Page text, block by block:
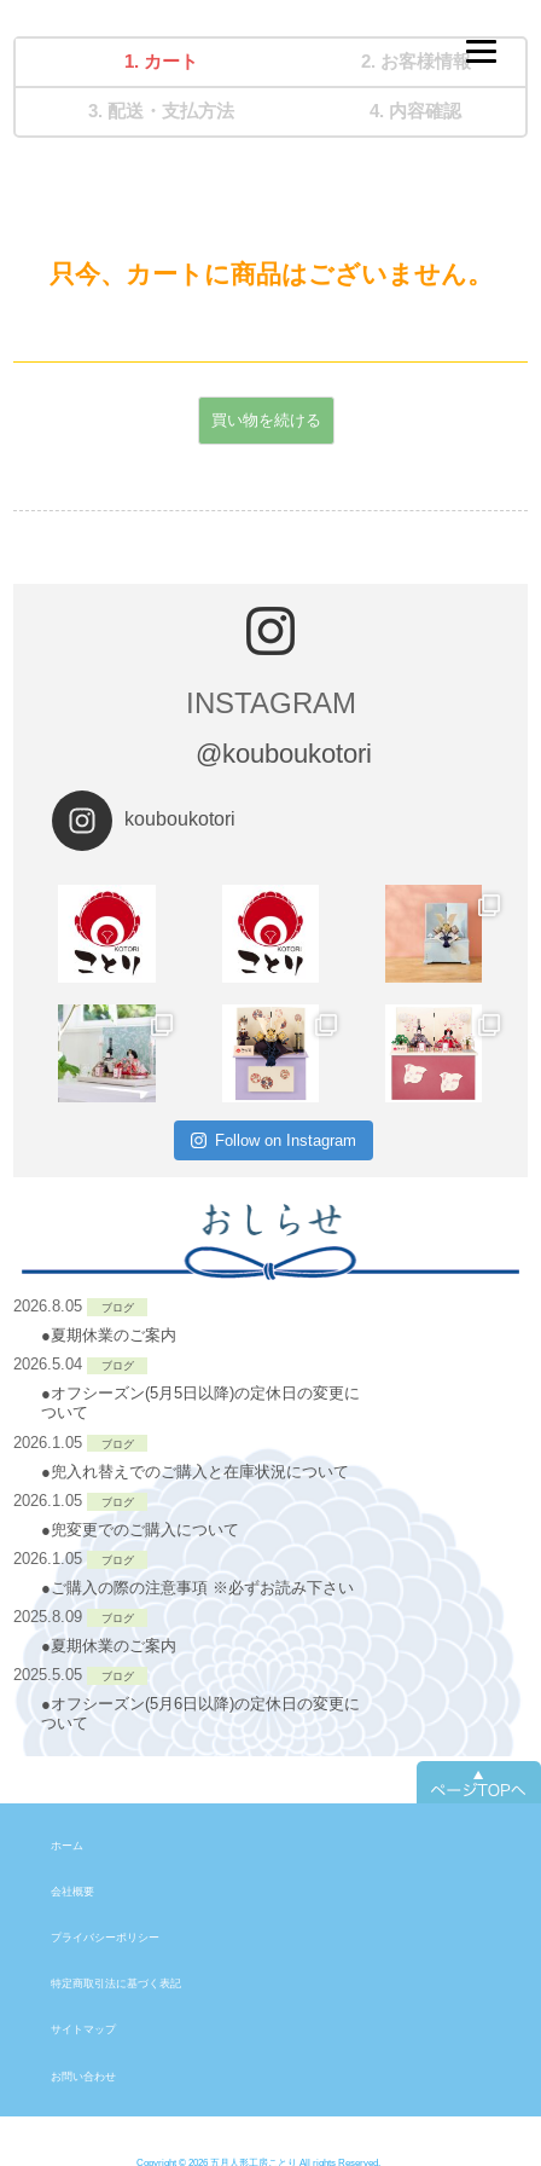
カート お客様情報
配送・支払方法 内容確認
只今、カートに商品はございません。
INSTAGRAM
@kouboukotori
kouboukotori
Follow on Instagram
2026.8.05 ブログ
●夏期休業のご案内
2026.5.04
ブログ
●オフシーズン(5月5日以降)の定休日の変更に
ついて
2026.1.05
ブログ
●兜入れ替えでのご購入と在庫状況について
2026.1.05
ブログ
●兜変更でのご購入について
2026.1.05
ブログ
●ご購入の際の注意事項 ※必ずお読み下さい
2025.8.09
ブログ
●夏期休業のご案内
2025.5.05
ブログ
●オフシーズン(5月6日以降)の定休日の変更に
ついて
ホーム
会社概要
プライバシーポリシー
特定商取引法に基づく表記
サイトマップ
お問い合わせ
Copyright © 2026 五月人形工房ことり All rights Reserved.